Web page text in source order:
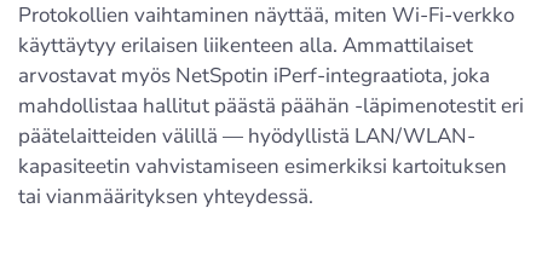
Protokollien vaihtaminen näyttää, miten Wi-Fi-verkko
käyttäytyy erilaisen liikenteen alla. Ammattilaiset
arvostavat myös NetSpotin iPerf-integraatiota, joka
mahdollistaa hallitut päästä päähän -läpimenotestit eri
päätelaitteiden välillä — hyödyllistä LAN/WLAN-
kapasiteetin vahvistamiseen esimerkiksi kartoituksen
tai vianmäärityksen yhteydessä.